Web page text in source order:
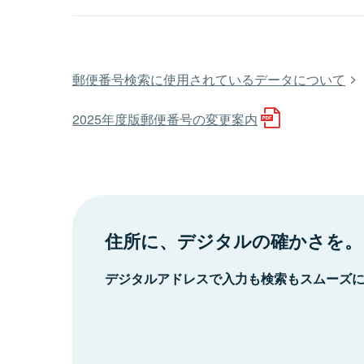
郵便番号検索に使用されているデータについて
2025年度版郵便番号の変更案内
住所に、デジタルの確かさを。
デジタルアドレスで入力も検索もスムーズ